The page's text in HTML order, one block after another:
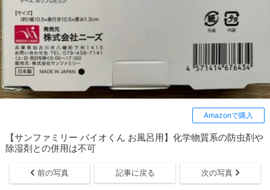
Amazonで購入
【サンファミリー バイオくん お風呂用】化学物質系の防虫剤や
除湿剤との併用は不可
前の写真 記事に戻る 次の写真